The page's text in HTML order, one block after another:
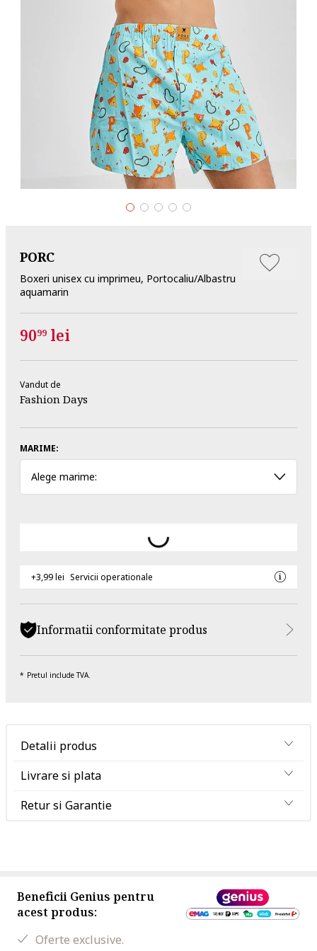
PORC
Boxeri unisex cu imprimeu, Portocaliu/Albastru
aquamarin
9099 lei
Vandut de
Fashion Days
MARIME:
Alege marime:
+3,99 lei Servicii operationale
Informatii conformitate produs
Pretul include TVA.
Detalii produs
Livrare si plata
Retur si Garantie
Beneficii Genius pentru
acest produs:
Oferte exclusive.